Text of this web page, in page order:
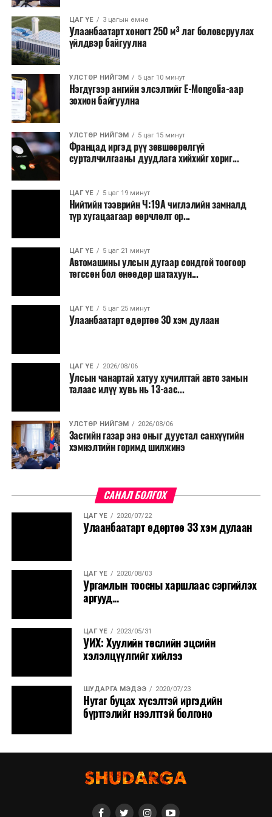
Зайлшгүй шаардлагагүй тоног төхөөрөмж,
тавилга, автомашин худалдан авах;
Батлан хамгаалах, хууль зүйн салбараас бусад
сургалт, дадлага;
Хуулиар заавал мэдээлэхээс бусад кино,
контент, хэвлэлийн зардал;
Заавал олгохоос бусад тэтгэмж, урамшуулал.
Санхүүгийн хэмнэлтийн горимыг 2026 оны
арванхоёрдугаар сарын 31 хүртэл мөрдөнө. Харин
эрүүл мэндийн салбар уг хэмнэлтийн горимд
хамрагдахгүй бөгөөд цэцэрлэг, сургуулийн хүүхдийн
эрт илрүүлэг, вакцинжуулалт, томуу, томуу төст
өвчний эсрэг арга хэмжээ зэрэг зайлшгүй
үргэлжилнэ гэж Ерөнхий сайд Н.Учрал онцоллоо.
Мөн бүх шатны төсвийн ерөнхийлөн захирагч нарт
салбар бүрдээ урсгал зардлыг 20 хувиар бууруулах,
нөхөн томилгоо хийхгүй байх, аялал, амралт, зугаалга,
хамт олны урлаг, спортын арга хэмжээг зохион
байгуулахгүй байх, төрийн албанд шинэ орон тоо бий
сургалтыг цахим хэлбэрт шилжүүлэх, төрийн албан
хаагчдыг зарим өдрүүдэд цахимаар ажиллуулах арга
хэмжээг үргэлжлүүлэхийг үүрэг болголоо.
Төсвийн сахилга бат сайжирч, эдийн засгийн нөхцөл
байдал хэвийн болсон тохиолдолд эдгээр
хязгаарлалтыг үе шаттайгаар сулруулах юм.
ЦАГ ҮЕ 3 цагын өмнө
Улаанбаатарт хоногт 250 м³ лаг боловсруулах
үйлдвэр байгуулна
УЛСТӨР НИЙГЭМ 5 цаг 10 минут
Нэгдүгээр ангийн элсэлтийг E-Mongolia-аар
зохион байгуулна
УЛСТӨР НИЙГЭМ 5 цаг 15 минут
Францад иргэд рүү зөвшөөрөлгүй
сурталчилгааны дуудлага хийхийг хориг...
ЦАГ ҮЕ 5 цаг 19 минут
Нийтийн тээврийн Ч:19А чиглэлийн замналд
түр хугацаагаар өөрчлөлт ор...
ЦАГ ҮЕ 5 цаг 21 минут
Автомашины улсын дугаар сондгой тоогоор
төгссөн бол өнөөдөр шатахуун...
ЦАГ ҮЕ 5 цаг 25 минут
Улаанбаатарт өдөртөө 30 хэм дулаан
ЦАГ ҮЕ 2026/08/06
Улсын чанартай хатуу хучилттай авто замын
талаас илүү хувь нь 13-аас...
УЛСТӨР НИЙГЭМ 2026/08/06
Засгийн газар энэ оныг дуустал санхүүгийн
хэмнэлтийн горимд шилжинэ
САНАЛ БОЛГОХ
ЦАГ ҮЕ 2020/07/22
Улаанбаатарт өдөртөө 33 хэм дулаан
ЦАГ ҮЕ 2020/08/03
Ургамлын тоосны харшлаас сэргийлэх
аргууд...
ЦАГ ҮЕ 2023/05/31
УИХ: Хуулийн төслийн эцсийн
хэлэлцүүлгийг хийлээ
ШУДАРГА МЭДЭЭ 2020/07/23
Нутаг буцах хүсэлтэй иргэдийн
бүртгэлийг нээлттэй болгоно